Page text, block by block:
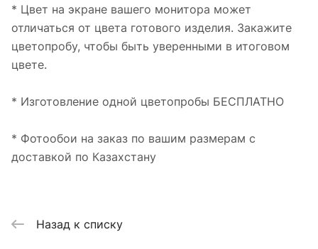
* Цвет на экране вашего монитора может
отличаться от цвета готового изделия. Закажите
цветопробу, чтобы быть уверенными в итоговом
цвете.
* Изготовление одной цветопробы БЕСПЛАТНО
* Фотообои на заказ по вашим размерам с
доставкой по Казахстану
Назад к списку